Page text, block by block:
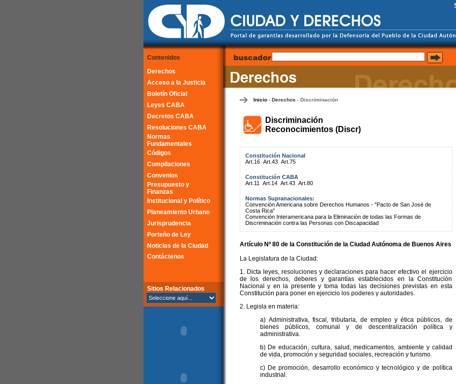
Contenidos
Derechos
Acceso a la Justicia
Boletín Oficial
Leyes CABA
Decretos CABA
Resoluciones CABA
Normas
Fundamentales
Códigos
Compilaciones
Convenios
Presupuesto y
Finanzas
Institucional y Político
Planeamiento Urbano
Jurisprudencia
Porteño de Ley
Noticias de la Ciudad
Contáctenos
Sitios Relacionados
Inicio- Derechos - Discriminación
Discriminación
Reconocimientos (Discr)
Constitución Nacional
Art.16 Art.43 Art.75
Constitución CABA
Art.11
Art.14 Art.43 Art.80
Normas Supranacionales:
Convención Americana sobre Derechos Humanos - "Pacto de San José de
Costa Rica"
Convención Interamericana para la Eliminación de todas las Formas de
Discriminación contra las Personas con Discapacidad
Artículo Nº 80 de la Constituciónde la Ciudad Autónoma de Buenos Aires
La Legislatura de la Ciudad:
1. Dicta leyes, resoluciones y declaraciones para hacer efectivo el ejercicio
de los derechos, deberes y garantías establecidos en la Constitución
Nacional y en la presente y toma todas las decisiones previstas en esta
Constitución para poner en ejercicio los poderes y autoridades.
2. Legisla en materia:
a) Administrativa, fiscal, tributaria, de empleo y ética públicos, de
bienes públicos, comunal y de descentralización política y
administrativa.
b) De educación, cultura, salud, medicamentos, ambiente y calidad
de vida, promoción y seguridad sociales, recreación y turismo.
c) De promoción, desarrollo económico y tecnológico y de política
industrial.